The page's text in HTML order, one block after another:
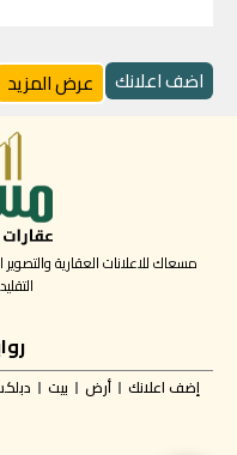
اضف اعلانك عرض المزيد
مسعاك للاعلانات العقارية
إضف اعلانك أرض بيت